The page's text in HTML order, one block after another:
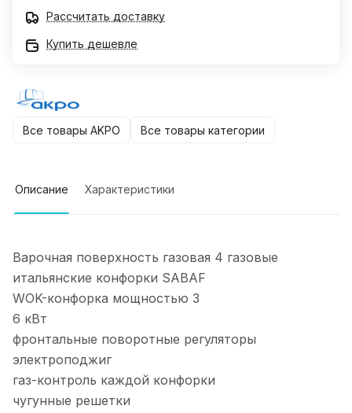
Рассчитать доставку
Купить дешевле
Все товары AKPO Все товары категории
Описание Характеристики
Варочная поверхность газовая 4 газовые
итальянские конфорки SABAF
WOK-конфорка мощностью 3
6 кВт
фронтальные поворотные регуляторы
электроподжиг
газ-контроль каждой конфорки
чугунные решетки